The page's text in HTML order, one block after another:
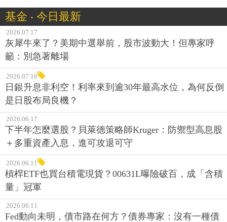
基金 ‧ 今日最新
2026.07.17
灰犀牛來了？美期中選舉前，股市波動大！但專家呼
籲：別急著離場
2026.07.16
日銀升息非利空！利率來到逾30年最高水位，為何反倒
是日股布局良機？
2026.06.17
下半年怎麼選股？貝萊德策略師Kruger：防禦型高息股
＋多重資產入息，進可攻退可守
2026.06.11
槓桿ETF也買台積電現貨？00631L曝險破百，成「含積
量」冠軍
2026.06.11
Fed動向未明，債市路在何方？債券專家：沒有一種債